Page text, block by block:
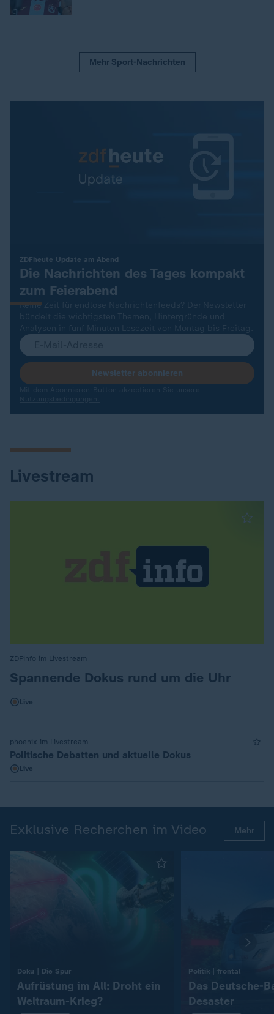
Mehr Sport-Nachrichten
ZDFheute Update am Abend
:
Die Nachrichten des Tages kompakt
zum Feierabend
Keine Zeit für endlose Nachrichtenfeeds? Der Newsletter
bündelt die wichtigsten Themen, Hintergründe und
Analysen in fünf Minuten Lesezeit von Montag bis Freitag.
Newsletter abonnieren
Livestream
ZDFinfo im Livestream
:
Spannende Dokus rund um die Uhr
Live
Live
Politische Debatten und aktuelle Dokus
phoenix im Livestream
Exklusive Recherchen im Video Mehr
Doku | Die Spur
Aufrüstung im All: Droht ein
Weltraum-Krieg?
Politik | frontal:
Das Deutsche-
Desaster